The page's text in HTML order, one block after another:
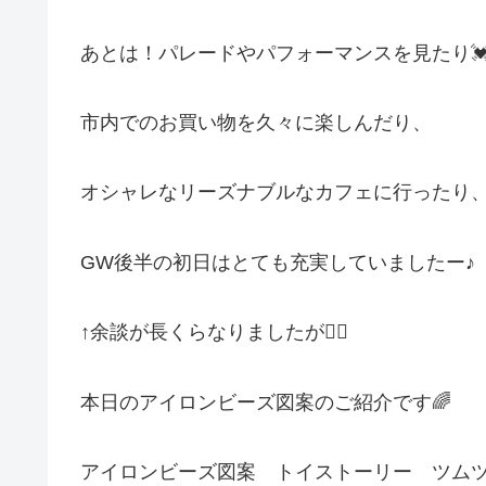
あとは！パレードやパフォーマンスを見たり
市内でのお買い物を久々に楽しんだり、
オシャレなリーズナブルなカフェに行ったり、
GW後半の初日はとても充実していましたー♪
↑余談が長くらなりましたが🙇‍♀️
本日のアイロンビーズ図案のご紹介です🌈
アイロンビーズ図案 トイストーリー ツム